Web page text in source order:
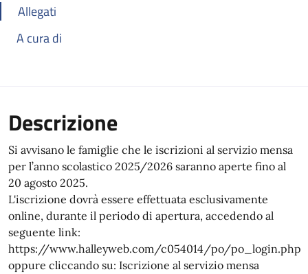
Allegati
A cura di
Descrizione
Si avvisano le famiglie che le iscrizioni al servizio mensa
per l’anno scolastico 2025/2026 saranno aperte fino al
20 agosto 2025.
L'iscrizione dovrà essere effettuata esclusivamente
online, durante il periodo di apertura, accedendo al
seguente link:
https://www.halleyweb.com/c054014/po/po_login.php
oppure cliccando su: Iscrizione al servizio mensa